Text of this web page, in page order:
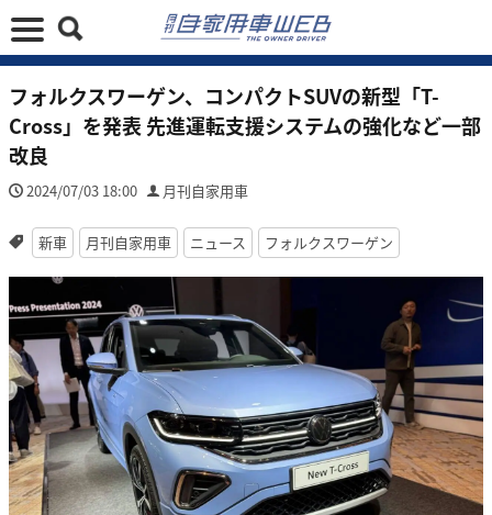
フォルクスワーゲン、コンパクトSUVの新型「T-
Cross」を発表 先進運転支援システムの強化など一部
改良
2024/07/03 18:00 月刊自家用車
新車 月刊自家用車 ニュース フォルクスワーゲン